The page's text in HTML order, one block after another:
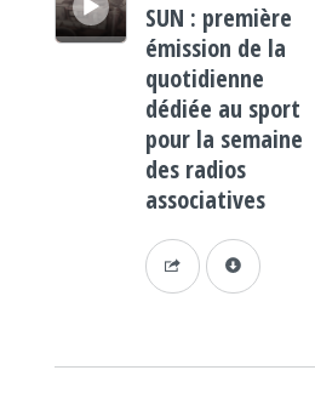
SUN : première
émission de la
quotidienne
dédiée au sport
pour la semaine
des radios
associatives